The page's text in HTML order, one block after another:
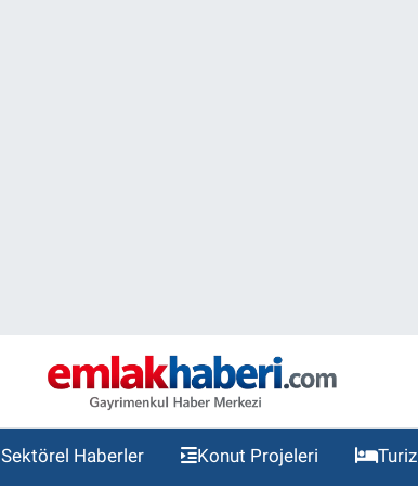
Sektörel Haberler Konut Projeleri